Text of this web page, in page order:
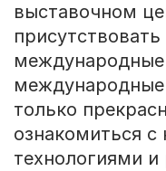
выставочном
только
ознакомиться
технологиями и